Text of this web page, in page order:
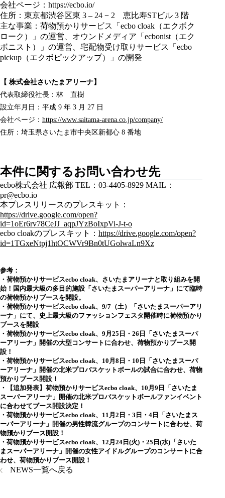
会社ページ： https://ecbo.io/
住所：東京都渋谷区東 3 – 24 − 2 恵比寿STビル 3 階
主な事業：荷物預かりサービス「 ecbo cloak（エクボク
ローク）
」の運営、オウンドメディア「 ecbonist（エク
ボニスト）
」の運営、宅配物受け取りサービス「ecbo
pickup（エクボピックアップ）」の開発
【 株式会社さいたまアリーナ】
代表取締役社長：林 直樹
設立年月日：平成 9 年 3 月 27 日
会社ページ： https://www.saitama-arena.co.jp/company/
住所：埼玉県さいたま市中央区新都心 8 番地
本件に関するお問い合わせ先
ecbo株式会社 広報部 TEL：03-4405-8929 MAIL：
pr@ecbo.io
本プレスリリースのプレスキット：
https://drive.google.com/open?
id=1oEr6rv78CeJJ_aqpJYzBoIxpVi-J-t-o
ecbo cloakのプレスキット： https://drive.google.com/open?
id=1TGxeNtpj1htOCWVr9Bn0tUGolwaLn9Xz
参考：
・ 荷物預かりサービスecbo cloak、さいたまアリーナと取り組みを開
始！国内最大級の多目的施設「さいたまスーパーアリーナ」にて臨時
の荷物預かりブースを開設。
・ 荷物預かりサービスecbo cloak、9/7（土）「さいたまスーパーアリ
ーナ」にて、史上最大級のファッションフェスタ開催時に荷物預かり
ブースを開設
・ 荷物預かりサービスecbo cloak、9月25日・26日「さいたまスーパ
ーアリーナ」開催の大型コンサートに合わせ、荷物預かりブース開
設！
・ 荷物預かりサービスecbo cloak、10月8日・10日「さいたまスーパ
ーアリーナ」開催の北米プロバスケットボールの試合に合わせ、荷物
預かりブース開設！
・
【追加発表】荷物預かりサービスecbo cloak、10月9日「さいたま
スーパーアリーナ」開催の北米プロバスケットボールファンイベント
に合わせてブース開設決定！
・ 荷物預かりサービスecbo cloak、11月2日・3日・4日「さいたまス
ーパーアリーナ」開催の男性韓流グループのコンサートに合わせ、荷
物預かりブース開設！
・ 荷物預かりサービスecbo cloak、12月24日(火)・25日(水)「さいた
まスーパーアリーナ」開催の女性アイドルグループのコンサートに合
わせ、荷物預かりブース開設！
NEWS一覧へ戻る